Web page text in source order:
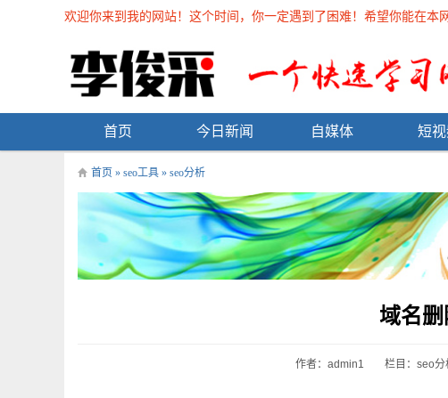
欢迎你来到我的网站！这个时间，你一定遇到了困难！希望你能在
首页 今日新闻 自媒体 短
首页 » seo工具 » seo分析
域名删
作者：admin1 栏目： seo分